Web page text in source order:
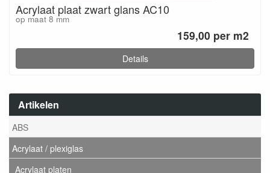
Artikelen
ABS
Acrylaat / plexiglas
Acrylaat platen
Acrylaat plaat zwart glans AC10
op maat 8 mm
159,00 per m2
Details